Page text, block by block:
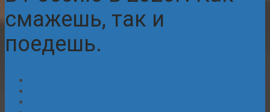
смажешь, так и
поедешь.